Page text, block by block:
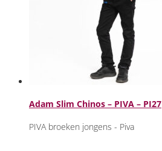
Adam Slim Chinos – PIVA – PI27
PIVA broeken jongens - Piva